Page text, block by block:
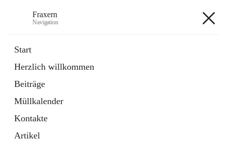
Fraxern
Navigation
Start
Herzlich willkommen
Beiträge
Müllkalender
Kontakte
Artikel
Ordner
in
Tab
Formulare
Artikel
öffnet
in
neuem
Tab